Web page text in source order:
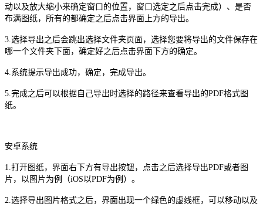
动以及放大缩小来确定窗口的位置，窗口选定之后点击完成）、是否
布满图纸，所有的都确定之后点击界面上方的导出。
3.选择导出之后会跳出选择文件夹页面，选择您要将导出的文件保存在
哪一个文件夹下面，确定好之后点击界面下方的确定。
4.系统提示导出成功，确定，完成导出。
5.完成之后可以根据自己导出时选择的路径来查看导出的PDF格式图
纸。
安卓系统
1.打开图纸，界面右下方有导出按钮，点击之后选择导出PDF或者图
片，以图片为例（iOS以PDF为例）。
2.选择导出图片格式之后，界面出现一个绿色的虚线框，可以移动以及